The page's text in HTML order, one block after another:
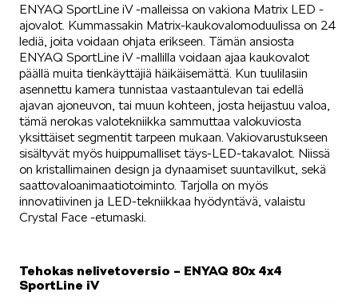
EPIQ
PEAQ
ENYAQ SportLine iV -malleissa on vakiona Matrix LED -
ajovalot. Kummassakin Matrix-kaukovalomoduulissa on 24
lediä, joita voidaan ohjata erikseen. Tämän ansiosta
ENYAQ SportLine iV -mallilla voidaan ajaa kaukovalot
päällä muita tienkäyttäjiä häikäisemättä. Kun tuulilasiin
asennettu kamera tunnistaa vastaantulevan tai edellä
ajavan ajoneuvon, tai muun kohteen, josta heijastuu valoa,
tämä nerokas valotekniikka sammuttaa valokuviosta
yksittäiset segmentit tarpeen mukaan. Vakiovarustukseen
sisältyvät myös huippumalliset täys-LED-takavalot. Niissä
on kristallimainen design ja dynaamiset suuntavilkut, sekä
saattovaloanimaatiotoiminto. Tarjolla on myös
innovatiivinen ja LED-tekniikkaa hyödyntävä, valaistu
Crystal Face -etumaski.
Tehokas nelivetoversio – ENYAQ 80x 4x4
SportLine iV